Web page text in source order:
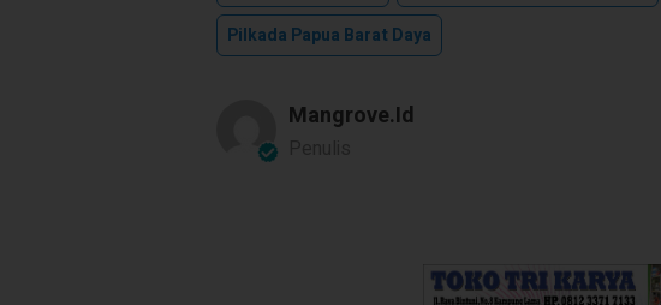
Pilkada Papua Barat Daya
Mangrove.id